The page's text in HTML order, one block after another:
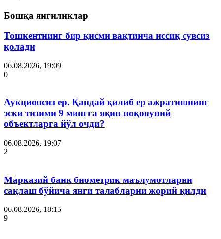
Бошқа янгиликлар
Тошкентнинг бир қисми вақтинча иссиқ сувсиз
қолади
06.08.2026, 19:09
0
Аукционсиз ер. Қандай қилиб ер ажратишнинг
эски тизими 9 мингга яқин ноқонуний
объектларга йўл очди?
06.08.2026, 19:07
2
Марказий банк биометрик маълумотларни
сақлаш бўйича янги талабларни жорий қилди
06.08.2026, 18:15
9